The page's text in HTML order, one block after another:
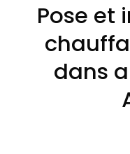
Pose et
dans